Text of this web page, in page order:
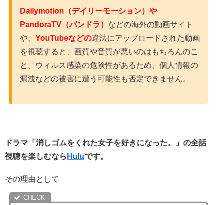
Dailymotion（デイリーモーション）や
PandoraTV（パンドラ） などの海外の動画サイト
や、 YouTubeなどの違法にアップロードされた動画
を視聴すると、画質や音質が悪いのはもちろんのこ
と、ウィルス感染の危険性があるため、個人情報の
漏洩などの被害に遭う可能性も否定できません。
ドラマ「消しゴムをくれた女子を好きになった。」の全話
視聴を楽しむなら Huluです。
その理由として